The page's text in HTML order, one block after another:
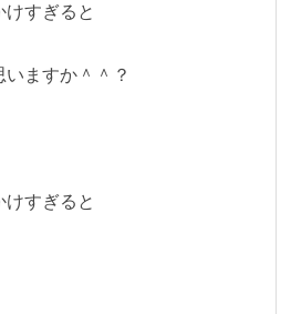
すぎると
ますか＾＾？
すぎると